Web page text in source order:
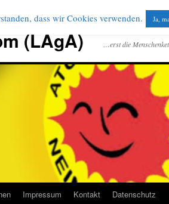
(LAgA) …erst die
Impressum Kontakt Datenschutz
dass wir Cookies verwenden. Ja,